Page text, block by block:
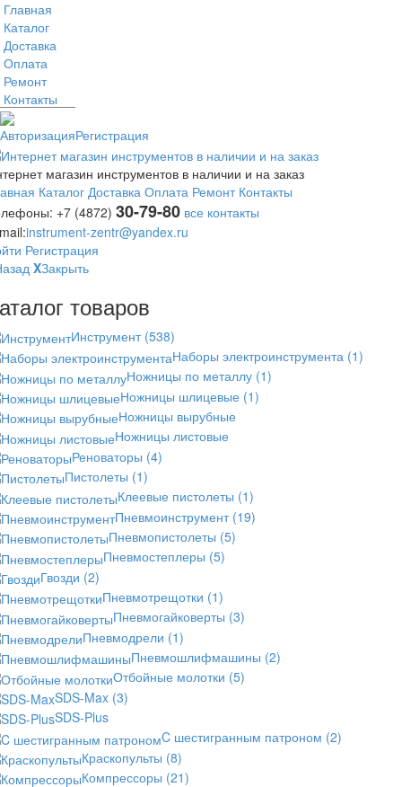
Главная
Каталог
Доставка
Оплата
Ремонт
Контакты
АвторизацияРегистрация
магазин инструментов в наличии и на заказ
Каталог Доставка Оплата Ремонт Контакты
+7 (4872) 30-79-80 все контакты
instrument-zentr@yandex.ru
Регистрация
XЗакрыть
товаров
Инструмент (538)
Наборы электроинструмента (1)
Ножницы по металлу (1)
Ножницы шлицевые (1)
Ножницы вырубные
Ножницы листовые
Реноваторы (4)
Пистолеты (1)
Клеевые пистолеты (1)
Пневмоинструмент (19)
Пневмопистолеты (5)
Пневмостеплеры (5)
Гвозди (2)
Пневмотрещотки (1)
Пневмогайковерты (3)
Пневмодрели (1)
Пневмошлифмашины (2)
Отбойные молотки (5)
SDS-Max (3)
SDS-Plus
C шестигранным патроном (2)
Краскопульты (8)
Компрессоры (21)